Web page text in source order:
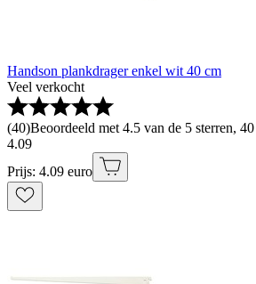
Handson plankdrager enkel wit 40 cm
Veel verkocht
(40)Beoordeeld met 4.5 van de 5 sterren,
4.09
Prijs: 4.09 euro